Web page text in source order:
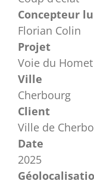
Concepteur
Florian Colin
Projet
Voie du Homet
Ville
Cherbourg
Client
Ville de
Date
2025